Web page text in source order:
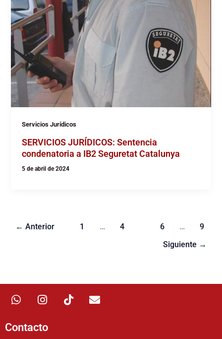
Servicios Jurídicos
SERVICIOS JURÍDICOS: Sentencia
condenatoria a IB2 Seguretat Catalunya
5 de abril de 2024
← Anterior 1 … 4 6 … 9
Siguiente →
W
h
t
I
n
t
T
i
E
n
Contacto